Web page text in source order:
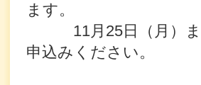
ます。
11月 25日（月）
申込みください。